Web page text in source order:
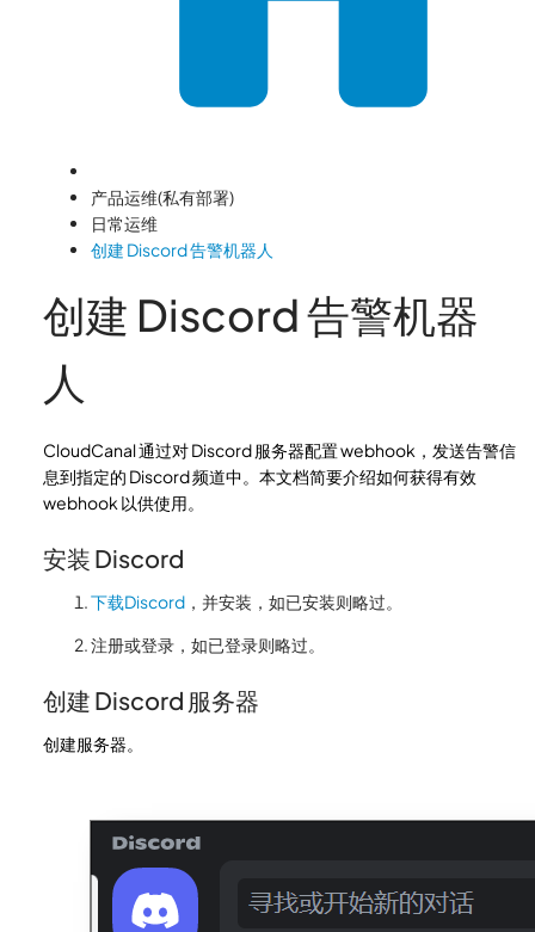
产品运维(私有部署)
日常运维
创建 Discord 告警机器人
创建 Discord 告警机器
人
CloudCanal 通过对 Discord 服务器配置 webhook，发送告警信
息到指定的 Discord 频道中。本文档简要介绍如何获得有效
webhook 以供使用。
安装 Discord
下载Discord ，并安装，如已安装则略过。
注册或登录，如已登录则略过。
创建 Discord 服务器
创建服务器。